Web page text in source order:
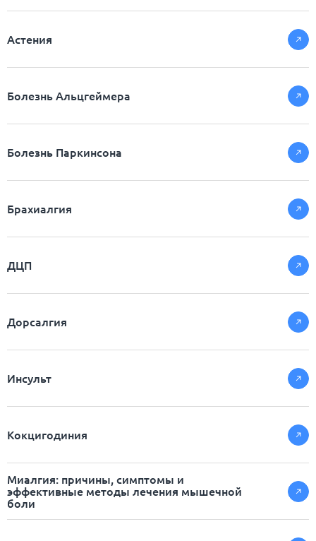
Астения
Болезнь Альцгеймера
Болезнь Паркинсона
Брахиалгия
ДЦП
Дорсалгия
Инсульт
Кокцигодиния
Миалгия: причины, симптомы и
эффективные методы лечения мышечной
боли